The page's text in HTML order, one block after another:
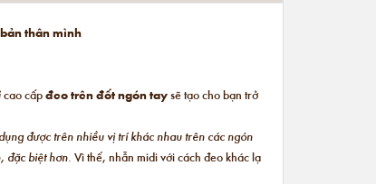
thân mình
cao cấpđeo trên đốt ngón taysẽ tạo cho bạn trở
được trên nhiều vị trí khác nhau trên các ngón
đặc biệt hơn.Vì thế, nhẫn midi với cách đeo khác lạ